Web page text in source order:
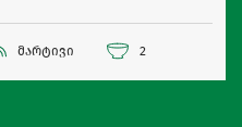
მარტივი 2